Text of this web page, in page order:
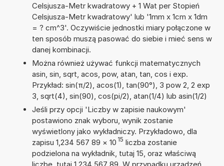
Celsjusza-Metr kwadratowy + 1 Wat per Stopień
Celsjusza-Metr kwadratowy' lub '1mm x 1cm x 1dm
= ? cm^3'. Oczywiście jednostki miary połączone w
ten sposób muszą pasować do siebie i mieć sens w
danej kombinacji.
Można również używać funkcji matematycznych
asin, sin, sqrt, acos, pow, atan, tan, cos i exp.
Przykład: sin(π/2), acos(1), tan(90°), 3 pow 2, 2 exp
3, sqrt(4), sin(90), cos(pi/2), atan(1/4) lub asin(1/2)
Jeśli przy opcji 'Liczby w zapisie naukowym'
postawiono znak wyboru, wynik zostanie
wyświetlony jako wykładniczy. Przykładowo, dla
zapisu 1,234 567 89 × 10 15 liczba zostanie
podzielona na wykładnik, tutaj 15, oraz właściwą
liczbę, tutaj 1,234 567 89. W przypadku urządzeń,